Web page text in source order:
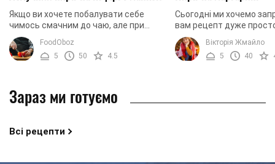
Якщо ви хочете побалувати себе
чимось смачним до чаю, але при
цьому без особливої ​​шкоди для
фігури, вам напевно сподобається
цей рецепт. Річ у тім, ...
FoodOboz
5
50 4.5
Сьогодні ми хочемо
вам рецепт дуже
водночас досить
Йдеться про пиріг на
цього пирога вам ...
Вікторія Жмайло
5
40
Зараз ми готуємо
Всі рецепти